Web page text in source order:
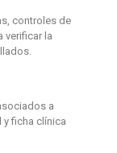
controles de
verificar la
a
ficha clínica